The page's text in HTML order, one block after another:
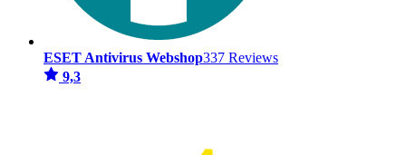
ESET Antivirus Webshop337 Reviews
9,3